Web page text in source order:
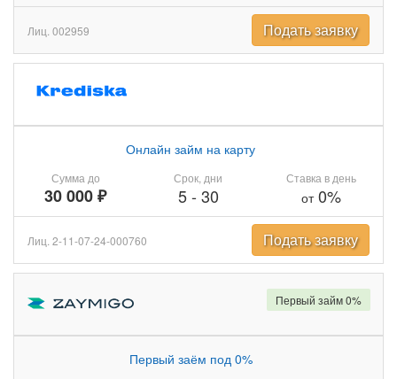
Лиц. 002959 Подать заявку
Сумма до
30 000 ₽
Онлайн займ на карту
Срок, дни
5- 30
Ставка в день
от0%
Лиц. 2-11-07-24-000760 Подать заявку
Первый заём под 0%
Первый займ 0%